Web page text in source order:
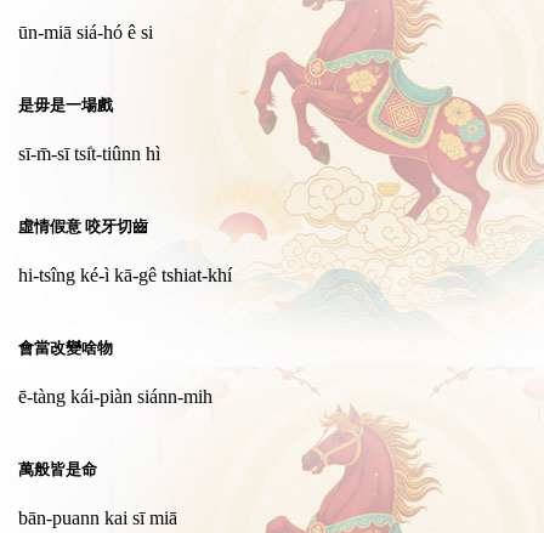
ūn-miā siá-hó ê si
是毋是一場戲
sī-m̄-sī tsi̍t-tiûnn hì
虛情假意 咬牙切齒
hi-tsîng ké-ì kā-gê tshiat-khí
會當改變啥物
ē-tàng kái-piàn siánn-mih
萬般皆是命
bān-puann kai sī miā